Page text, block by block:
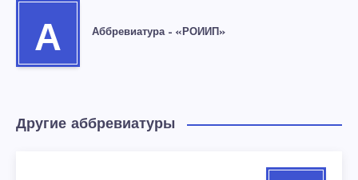
А Аббревиатура – «РОИИП»
Другие аббревиатуры